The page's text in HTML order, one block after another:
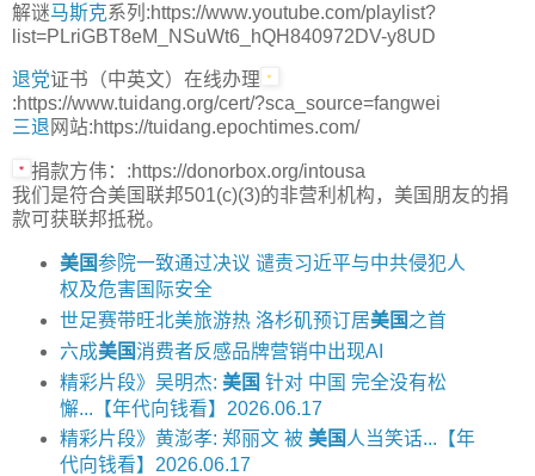
解谜马斯克系列:https://www.youtube.com/playlist?
list=PLriGBT8eM_NSuWt6_hQH840972DV-y8UD
退党证书（中英文）在线办理
:https://www.tuidang.org/cert/?sca_source=fangwei
三退 网站:https://tuidang.epochtimes.com/
捐款方伟：:https://donorbox.org/intousa
我们是符合美国联邦501(c)(3)的非营利机构，美国朋友的捐
款可获联邦抵税。
美国参院一致通过决议 谴责习近平与中共侵犯人
权及危害国际安全
世足赛带旺北美旅游热 洛杉矶预订居美国 之首
六成美国消费者反感品牌营销中出现AI
精彩片段》吴明杰: 美国 针对 中国 完全没有松
懈...【年代向钱看】2026.06.17
精彩片段》黄澎孝: 郑丽文 被 美国人当笑话...【年
代向钱看】2026.06.17